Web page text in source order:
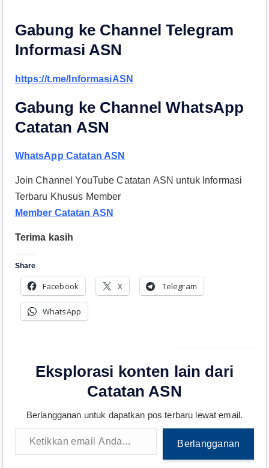
Gabung ke Channel Telegram
Informasi ASN
https://t.me/InformasiASN
Gabung ke Channel WhatsApp
Catatan ASN
WhatsApp Catatan ASN
Join Channel YouTube Catatan ASN untuk Informasi
Terbaru Khusus Member
Member Catatan ASN
Terima kasih
Share
Facebook X Telegram
WhatsApp
Eksplorasi konten lain dari
Catatan ASN
Berlangganan untuk dapatkan pos terbaru lewat email.
Ketikkan email Anda...
Berlangganan